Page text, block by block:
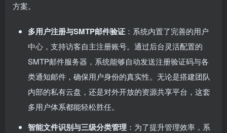
方案。
多用户注册与SMTP邮件验证 ：系统内置了完善的用户
中心，支持访客自主注册账号。通过后台灵活配置的
SMTP邮件服务器，系统能够自动发送注册验证码与各
类通知邮件，确保用户身份的真实性。无论是搭建团队
内部的私有云盘，还是对外开放的资源共享平台，这套
多用户体系都能轻松胜任。
智能文件识别与三级分类管理 ：为了提升管理效率，系